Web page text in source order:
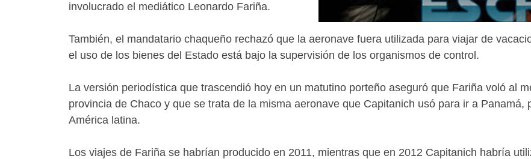
involucrado el mediático Leonardo Fariña.
También, el mandatario chaqueño rechazó que la aeronave fuera utilizada para viajar de
el uso de los bienes del Estado está bajo la supervisión de los organismos de control.
La versión periodística que trascendió hoy en un matutino porteño aseguró que Fariña voló al
provincia de Chaco y que se trata de la misma aeronave que Capitanich usó para ir a
América latina.
Los viajes de Fariña se habrían producido en 2011, mientras que en 2012 Capitanich habría